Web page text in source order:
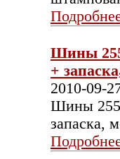
Шины
+
2010-09-
Шины
запаска,